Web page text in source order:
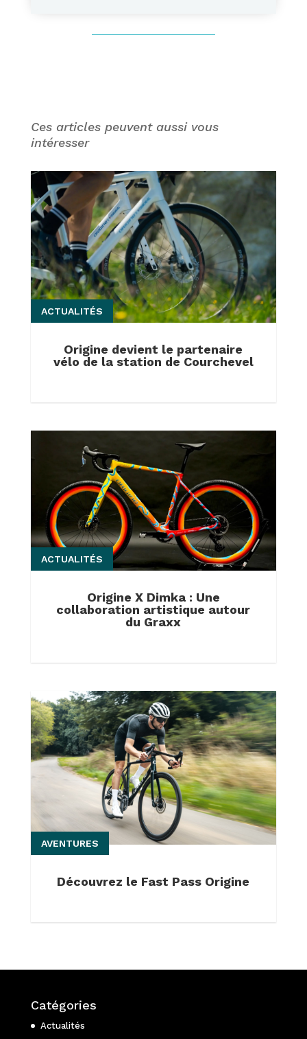
Ces articles peuvent aussi vous
intéresser
Origine devient le partenaire
vélo de la station de Courchevel
ACTUALITÉS
Origine X Dimka : Une
collaboration artistique autour
du Graxx
ACTUALITÉS
Découvrez le Fast Pass Origine
AVENTURES
Catégories
Actualités